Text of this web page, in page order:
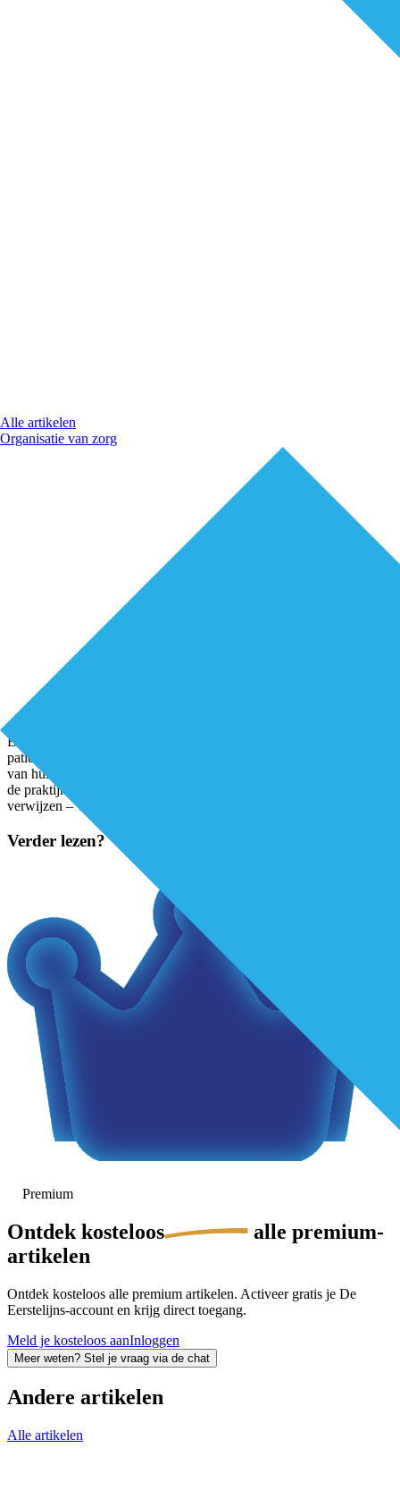
Alle artikelen
Organisatie van zorg
Een luisterend oor bieden? Een goedbedoeld advies geven? Een
patiënt verwijzen naar de psycholoog? Poh-ggz Adrie van der Wijst
van huisartspraktijk Abed wilde meer kunnen doen voor patiënten in
de praktijk voor wie de derde optie – patiënten naar de psycholoog
verwijzen – vaker de enige keuze leek dan zij
Verder lezen?
Premium
Ontdek kosteloos
alle premium-
artikelen
Ontdek kosteloos alle premium artikelen. Activeer gratis je De
Eerstelijns-account en krijg direct toegang.
Meld je kosteloos aanInloggen
Meer weten? Stel je vraag via de chat
Andere artikelen
Alle artikelen